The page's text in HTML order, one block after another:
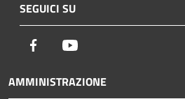
SEGUICI SU
Facebook
AMMINISTRAZIONE